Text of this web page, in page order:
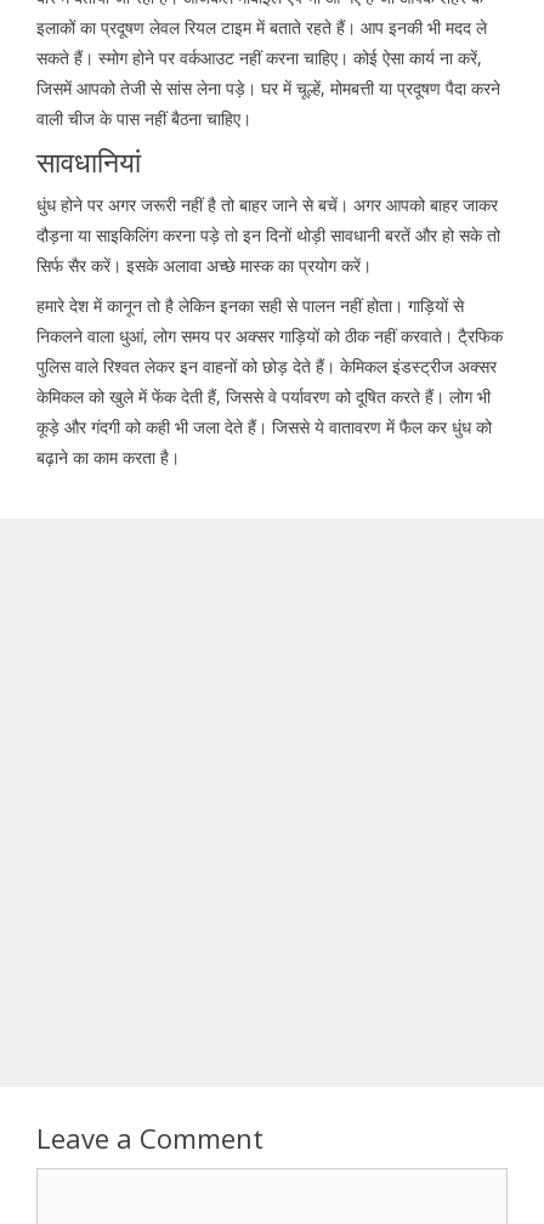
इलाकों का प्रदूषण लेवल रियल टाइम में बताते रहते हैं। आप इनकी भी मदद ले
सकते हैं। स्मोग होने पर वर्कआउट नहीं करना चाहिए। कोई ऐसा कार्य ना करें,
जिसमें आपको तेजी से सांस लेना पड़े। घर में चूल्हें, मोमबत्ती या प्रदूषण पैदा करने
वाली चीज के पास नहीं बैठना चाहिए।
सावधानियां
धुंध होने पर अगर जरूरी नहीं है तो बाहर जाने से बचें। अगर आपको बाहर जाकर
दौड़ना या साइकिलिंग करना पड़े तो इन दिनों थोड़ी सावधानी बरतें और हो सके तो
सिर्फ सैर करें। इसके अलावा अच्छे मास्क का प्रयोग करें।
हमारे देश में कानून तो है लेकिन इनका सही से पालन नहीं होता। गाड़ियों से
निकलने वाला धुआं, लोग समय पर अक्सर गाड़ियों को ठीक नहीं करवाते। टै्रफिक
पुलिस वाले रिश्वत लेकर इन वाहनों को छोड़ देते हैं। केमिकल इंडस्ट्रीज अक्सर
केमिकल को खुले में फेंक देती हैं, जिससे वे पर्यावरण को दूषित करते हैं। लोग भी
कूड़े और गंदगी को कही भी जला देते हैं। जिससे ये वातावरण में फैल कर धुंध को
बढ़ाने का काम करता है।
Leave a Comment